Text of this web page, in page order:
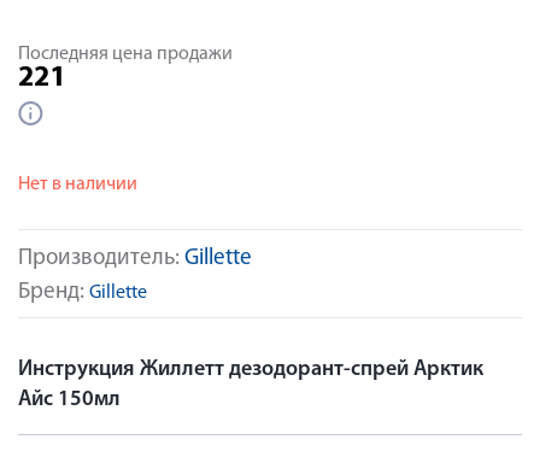
Производитель: Gillette
Бренд: Gillette
Последняя цена продажи
221
Нет в наличии
Инструкция Жиллетт дезодорант-спрей Арктик
Айс 150мл